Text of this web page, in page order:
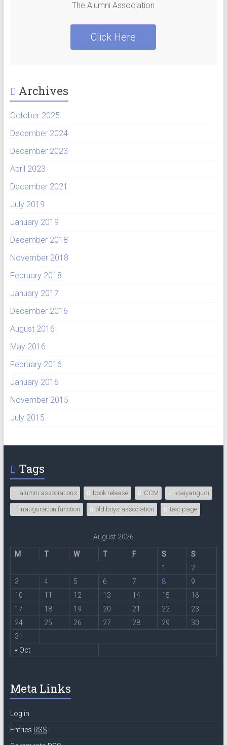
The Alumni Association
Click Here
Archives
October 2025
December 2024
December 2023
April 2023
December 2021
July 2019
January 2019
December 2018
November 2018
February 2018
January 2017
December 2016
August 2016
May 2016
February 2016
January 2016
November 2015
July 2015
Tags
alumni associations book release CCM idaiyangudi
inauguration function old boys association test page
August 2026
M T W T F S S
« Oct
1
2
3
4 5 6 7 8
9
10
11 12 13 14 15
16
17
18 19 20 21 22
23
24
25 26 27 28 29
30
31
Meta Links
Log in
Entries RSS